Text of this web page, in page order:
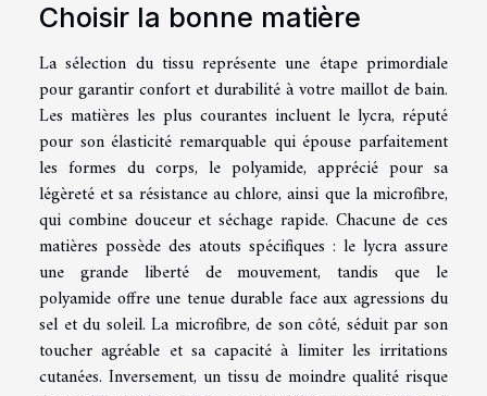
Choisir la bonne matière
La sélection du tissu représente une étape primordiale
pour garantir confort et durabilité à votre maillot de bain.
Les matières les plus courantes incluent le lycra, réputé
pour son élasticité remarquable qui épouse parfaitement
les formes du corps, le polyamide, apprécié pour sa
légèreté et sa résistance au chlore, ainsi que la microfibre,
qui combine douceur et séchage rapide. Chacune de ces
matières possède des atouts spécifiques : le lycra assure
une grande liberté de mouvement, tandis que le
polyamide offre une tenue durable face aux agressions du
sel et du soleil. La microfibre, de son côté, séduit par son
toucher agréable et sa capacité à limiter les irritations
cutanées. Inversement, un tissu de moindre qualité risque